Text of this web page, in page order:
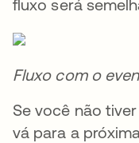
fluxo será
Fluxo com o
Se você não
vá para a